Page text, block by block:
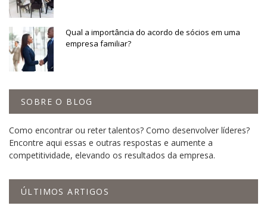
Qual a importância do acordo de sócios em uma
empresa familiar?
SOBRE O BLOG
Como encontrar ou reter talentos? Como desenvolver líderes?
Encontre aqui essas e outras respostas e aumente a
competitividade, elevando os resultados da empresa.
ÚLTIMOS ARTIGOS